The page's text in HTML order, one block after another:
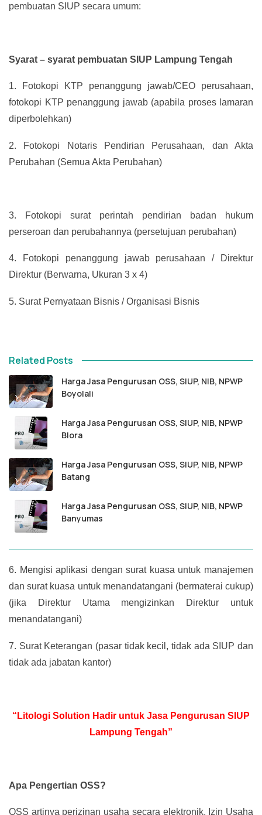
pembuatan SIUP secara umum:
Syarat – syarat pembuatan SIUP Lampung Tengah
1.
Fotokopi KTP penanggung jawab/CEO perusahaan,
fotokopi KTP penanggung jawab (apabila proses lamaran
diperbolehkan)
2.
Fotokopi Notaris Pendirian Perusahaan, dan Akta
Perubahan (Semua Akta Perubahan)
3.
Fotokopi surat perintah pendirian badan hukum
perseroan dan perubahannya (persetujuan perubahan)
4.
Fotokopi penanggung jawab perusahaan / Direktur
Direktur (Berwarna, Ukuran 3 x 4)
5. Surat Pernyataan Bisnis / Organisasi Bisnis
Related Posts
Harga Jasa Pengurusan OSS, SIUP, NIB, NPWP
Boyolali
Harga Jasa Pengurusan OSS, SIUP, NIB, NPWP
Blora
Harga Jasa Pengurusan OSS, SIUP, NIB, NPWP
Batang
Harga Jasa Pengurusan OSS, SIUP, NIB, NPWP
Banyumas
6. Mengisi aplikasi dengan surat kuasa untuk manajemen
dan surat kuasa untuk menandatangani (bermaterai cukup)
(jika Direktur Utama mengizinkan Direktur untuk
menandatangani)
7. Surat Keterangan (pasar tidak kecil, tidak ada SIUP dan
tidak ada jabatan kantor)
“Litologi Solution Hadir untuk Jasa Pengurusan SIUP
Lampung Tengah”
Apa Pengertian OSS?
OSS artinya perizinan usaha secara elektronik. Izin Usaha